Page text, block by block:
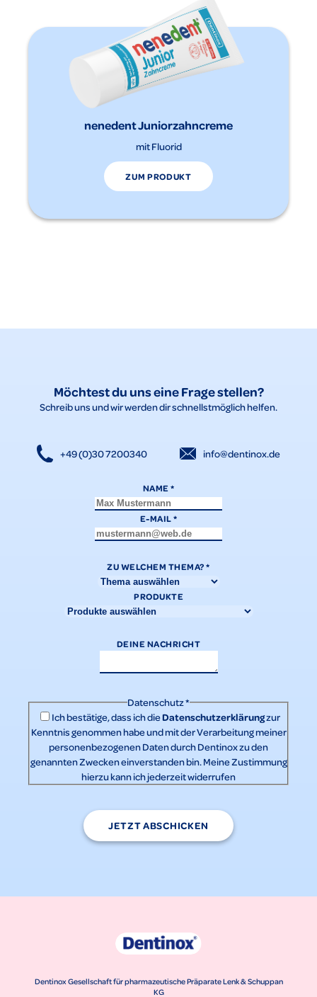
nenedent Juniorzahncreme
mit Fluorid
ZUM PRODUKT
Möchtest du uns eine Frage stellen?
Schreib uns und wir werden dir schnellstmöglich helfen.
+49 (0)30 7200340 info@dentinox.de
NAME*
E-MAIL*
ZU WELCHEM THEMA?*
PRODUKTE
DEINE NACHRICHT
Datenschutz*
Ich bestätige, dass ich dieDatenschutzerklärungzur
Kenntnis genommen habe und mit der Verarbeitung meiner
personenbezogenen Daten durch Dentinox zu den
genannten Zwecken einverstanden bin. Meine Zustimmung
hierzu kann ich jederzeit widerrufen
JETZT ABSCHICKEN
Dentinox Gesellschaft für pharmazeutische Präparate Lenk & Schuppan
KG